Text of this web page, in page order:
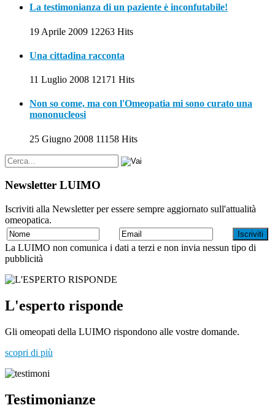
La testimonianza di un paziente è inconfutabile!
19 Aprile 2009 12263 Hits
Una cittadina racconta
11 Luglio 2008 12171 Hits
Non so come, ma con l'Omeopatia mi sono curato una
mononucleosi
25 Giugno 2008 11158 Hits
Newsletter LUIMO
Iscriviti alla Newsletter per essere sempre aggiornato sull'attualità
omeopatica.
La LUIMO non comunica i dati a terzi e non invia nessun tipo di
pubblicità
L'esperto risponde
Gli omeopati della LUIMO rispondono alle vostre domande.
scopri di più
Testimonianze